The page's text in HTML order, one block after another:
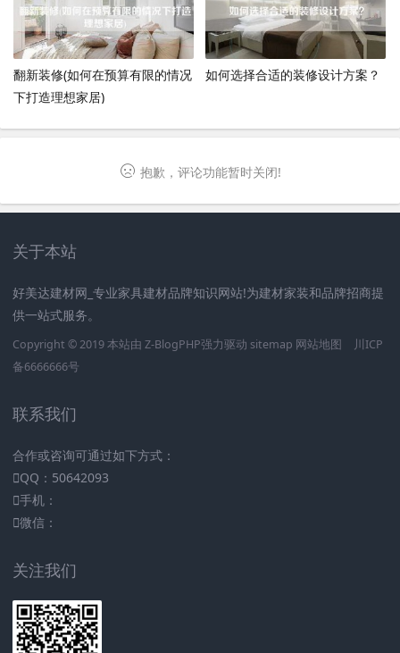
翻新装修(如何在预算有限的情况
下打造理想家居)
如何选择合适的装修设计方案？
抱歉，评论功能暂时关闭!
关于本站
好美达建材网_专业家具建材品牌知识网站!为建材家装和品牌招商提
供一站式服务。
Copyright © 2019 本站由 Z-BlogPHP强力驱动 sitemap 网站地图
川ICP
备6666666号
联系我们
合作或咨询可通过如下方式：
QQ：50642093
手机：
微信：
关注我们